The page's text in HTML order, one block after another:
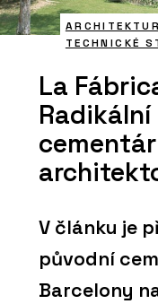
TECHNICKÉ
La
V článku je
původní
Barcelony